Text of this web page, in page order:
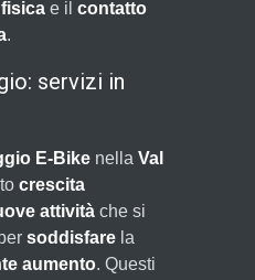
e il contatto
.
servizi in
E-Bike nella Val
crescita
attività che si
soddisfare la
aumento. Questi